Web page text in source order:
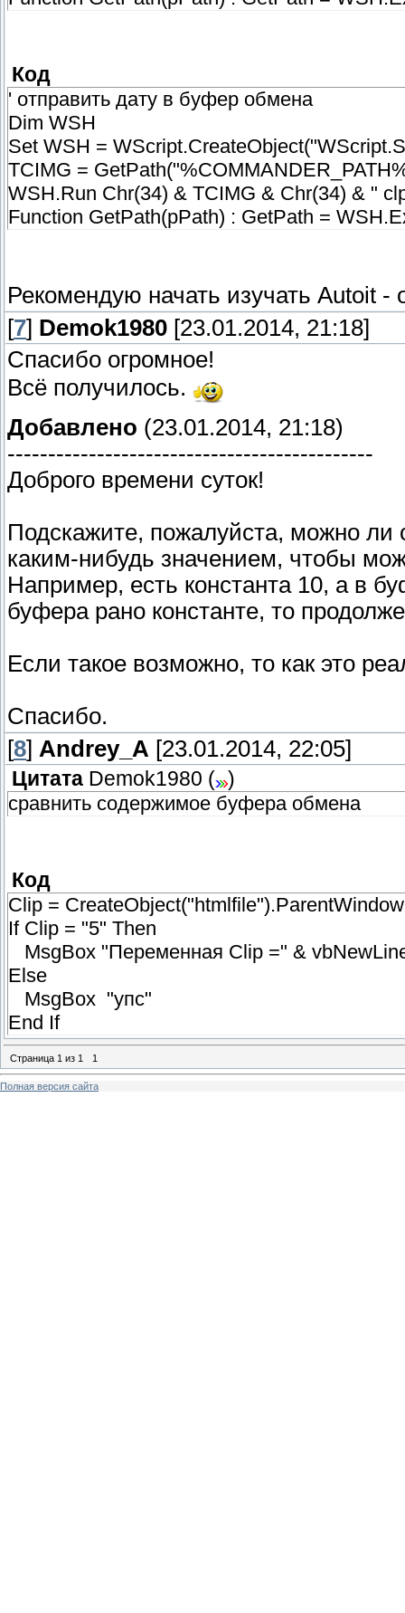
Код
' отправить дату в буфер обмена
Dim WSH
Set WSH =
TCIMG =
WSH.Run Chr(34) & TCIMG & Chr(34) & "
Function GetPath(pPath) : GetPath =
Рекомендую начать изучать Autoit
[7] Demok1980 [23.01.2014, 21:18]
Спасибо огромное!
Всё получилось.
Добавлено (23.01.2014, 21:18)
---------------------------------------------
Доброго времени суток!
Подскажите, пожалуйста, можно
каким-нибудь значением, чтобы
Например, есть константа 10, а в
буфера рано константе, то
Если такое возможно, то как это
Спасибо.
[8] Andrey_A [23.01.2014, 22:05]
Цитата Demok1980 (
)
сравнить содержимое буфера обмена
Код
Clip =
If Clip = "5" Then
MsgBox "Переменная Clip =" &
Else
MsgBox "упс"
End If
Страница 1 из 1 1
Полная версия сайта